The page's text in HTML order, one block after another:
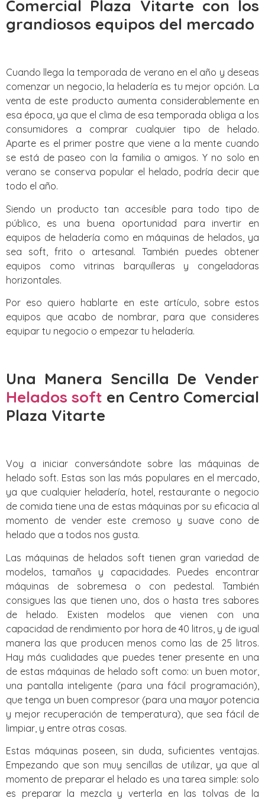
Comercial Plaza Vitarte con los
grandiosos equipos del mercado
Cuando llega la temporada de verano en el año y deseas
comenzar un negocio, la heladería es tu mejor opción. La
venta de este producto aumenta considerablemente en
esa época, ya que el clima de esa temporada obliga a los
consumidores a comprar cualquier tipo de helado.
Aparte es el primer postre que viene a la mente cuando
se está de paseo con la familia o amigos. Y no solo en
verano se conserva popular el helado, podría decir que
todo el año.
Siendo un producto tan accesible para todo tipo de
público, es una buena oportunidad para invertir en
equipos de heladería como en máquinas de helados, ya
sea soft, frito o artesanal. También puedes obtener
equipos como vitrinas barquilleras y congeladoras
horizontales.
Por eso quiero hablarte en este artículo, sobre estos
equipos que acabo de nombrar, para que consideres
equipar tu negocio o empezar tu heladería.
Una Manera Sencilla De Vender
Helados soft en Centro Comercial
Plaza Vitarte
Voy a iniciar conversándote sobre las máquinas de
helado soft. Estas son las más populares en el mercado,
ya que cualquier heladería, hotel, restaurante o negocio
de comida tiene una de estas máquinas por su eficacia al
momento de vender este cremoso y suave cono de
helado que a todos nos gusta.
Las máquinas de helados soft tienen gran variedad de
modelos, tamaños y capacidades. Puedes encontrar
máquinas de sobremesa o con pedestal. También
consigues las que tienen uno, dos o hasta tres sabores
de helado. Existen modelos que vienen con una
capacidad de rendimiento por hora de 40 litros, y de igual
manera las que producen menos como las de 25 litros.
Hay más cualidades que puedes tener presente en una
de estas máquinas de helado soft como: un buen motor,
una pantalla inteligente (para una fácil programación),
que tenga un buen compresor (para una mayor potencia
y mejor recuperación de temperatura), que sea fácil de
limpiar, y entre otras cosas.
Estas máquinas poseen, sin duda, suficientes ventajas.
Empezando que son muy sencillas de utilizar, ya que al
momento de preparar el helado es una tarea simple: solo
es preparar la mezcla y verterla en las tolvas de la